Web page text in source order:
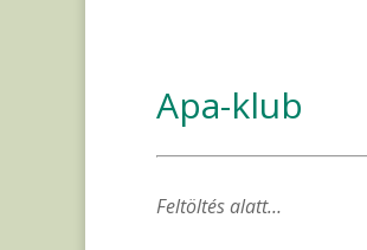
Apa-klub
Feltöltés alatt…